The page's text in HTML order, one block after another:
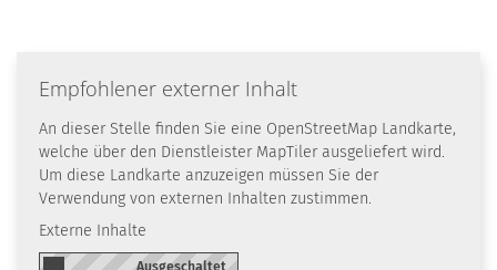
Empfohlener externer Inhalt
An dieser Stelle finden Sie eine OpenStreetMap Landkarte,
welche über den Dienstleister MapTiler ausgeliefert wird.
Um diese Landkarte anzuzeigen müssen Sie der
Verwendung von externen Inhalten zustimmen.
Externe Inhalte